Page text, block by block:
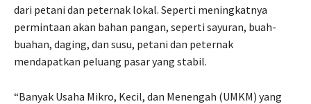
dari petani dan peternak lokal. Seperti meningkatnya
permintaan akan bahan pangan, seperti sayuran, buah-
buahan, daging, dan susu, petani dan peternak
mendapatkan peluang pasar yang stabil.
“Banyak Usaha Mikro, Kecil, dan Menengah (UMKM) yang